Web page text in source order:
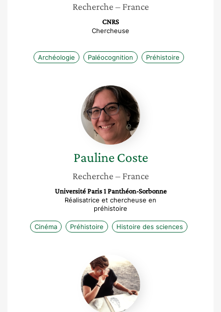
Recherche – France
CNRS
Chercheuse
Archéologie Paléocognition Préhistoire
Pauline
Coste
Pauline Coste
Recherche – France
Université Paris 1 Panthéon-Sorbonne
Réalisatrice et chercheuse en
préhistoire
Cinéma Préhistoire Histoire des sciences
Michele
Ballinger